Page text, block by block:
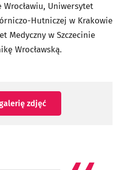
Uniwersytet
Hutniczej w Krakowie
Medyczny w Szczecinie
Wrocławską.
zdjęć